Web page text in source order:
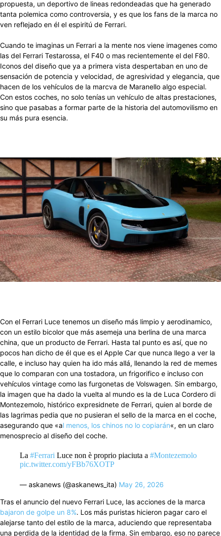
propuesta, un deportivo de lineas redondeadas que ha generado
tanta polemica como controversia, y es que los fans de la marca no
ven reflejado en él el espiritú de Ferrari.
Cuando te imaginas un Ferrari a la mente nos viene imagenes como
las del Ferrari Testarossa, el F40 o mas recientemente el del F80.
Iconos del diseño que ya a primera vista despertaban en uno de
sensación de potencia y velocidad, de agresividad y elegancia, que
hacen de los vehículos de la marcva de Maranello algo especial.
Con estos coches, no solo tenías un vehículo de altas prestaciones,
sino que pasabas a formar parte de la historia del automovilismo en
su más pura esencia.
Con el Ferrari Luce tenemos un diseño más limpio y aerodinamico,
con un estilo bicolor que más asemeja una berlina de una marca
china, que un producto de Ferrari. Hasta tal punto es así, que no
pocos han dicho de él que es el Apple Car que nunca llego a ver la
calle, e incluso hay quien ha ido más allá, llenando la red de memes
que lo comparan con una tostadora, un frigorifico e incluso con
vehículos vintage como las furgonetas de Volswagen. Sin embargo,
la imagen que ha dado la vuelta al mundo es la de Luca Cordero di
Montezemolo, histórico expresidnete de Ferrari, quien al borde de
las lagrimas pedia que no pusieran el sello de la marca en el coche,
asegurando que «al menos, los chinos no lo copiarán«, en un claro
menosprecio al diseño del coche.
La #Ferrari Luce non è proprio piaciuta a #Montezemolo
pic.twitter.com/yFBb76XOTP
— askanews (@askanews_ita) May 26, 2026
Tras el anuncio del nuevo Ferrari Luce, las acciones de la marca
bajaron de golpe un 8%. Los más puristas hicieron pagar caro el
alejarse tanto del estilo de la marca, aduciendo que representaba
una perdida de la identidad de la firma. Sin embargo, eso no parece